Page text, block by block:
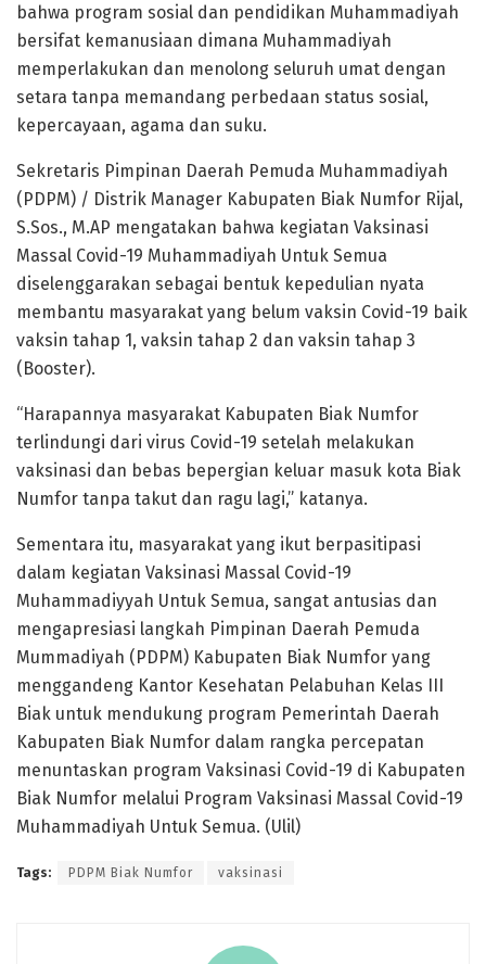
bahwa program sosial dan pendidikan Muhammadiyah
bersifat kemanusiaan dimana Muhammadiyah
memperlakukan dan menolong seluruh umat dengan
setara tanpa memandang perbedaan status sosial,
kepercayaan, agama dan suku.
Sekretaris Pimpinan Daerah Pemuda Muhammadiyah
(PDPM) / Distrik Manager Kabupaten Biak Numfor Rijal,
S.Sos., M.AP mengatakan bahwa kegiatan Vaksinasi
Massal Covid-19 Muhammadiyah Untuk Semua
diselenggarakan sebagai bentuk kepedulian nyata
membantu masyarakat yang belum vaksin Covid-19 baik
vaksin tahap 1, vaksin tahap 2 dan vaksin tahap 3
(Booster).
“Harapannya masyarakat Kabupaten Biak Numfor
terlindungi dari virus Covid-19 setelah melakukan
vaksinasi dan bebas bepergian keluar masuk kota Biak
Numfor tanpa takut dan ragu lagi,” katanya.
Sementara itu, masyarakat yang ikut berpasitipasi
dalam kegiatan Vaksinasi Massal Covid-19
Muhammadiyyah Untuk Semua, sangat antusias dan
mengapresiasi langkah Pimpinan Daerah Pemuda
Mummadiyah (PDPM) Kabupaten Biak Numfor yang
menggandeng Kantor Kesehatan Pelabuhan Kelas III
Biak untuk mendukung program Pemerintah Daerah
Kabupaten Biak Numfor dalam rangka percepatan
menuntaskan program Vaksinasi Covid-19 di Kabupaten
Biak Numfor melalui Program Vaksinasi Massal Covid-19
Muhammadiyah Untuk Semua. (Ulil)
Tags: PDPM Biak Numfor vaksinasi